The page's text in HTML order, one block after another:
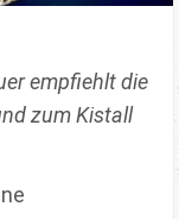
empfiehlt die
zum Kistall